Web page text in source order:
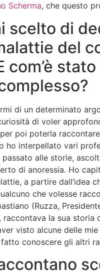
Scherma, che questo
scelto di
del
com’è
di un determinato
di voler
poi poterla
ho interpellato vari
alle storie,
di anoressia. Ho
a partire dall’idea
che volesse
(Ruzza,
la sua storia
visto alcune delle
conoscere gli altri